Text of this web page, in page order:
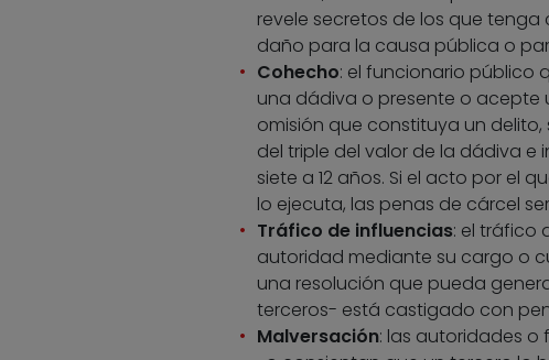
revele secretos de los que
daño para la causa pública o
Cohecho: el funcionario público
una dádiva o presente o acepte
omisión que constituya un
del triple del valor de la dádiva
siete a 12 años. Si el acto por el
lo ejecuta, las penas de cárcel
Tráfico de influencias: el tráfico
autoridad mediante su cargo o
una resolución que pueda
terceros- está castigado con
Malversación: las autoridades o